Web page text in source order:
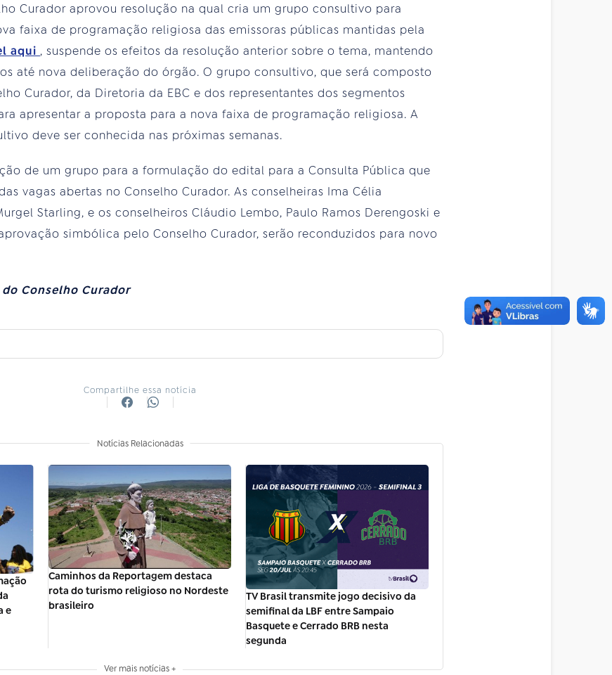
Curador aprovou resolução na qual cria um grupo consultivo para
faixa de programação religiosa das emissoras públicas mantidas pela
aqui , suspende os efeitos da resolução anterior sobre o tema, mantendo
até nova deliberação do órgão. O grupo consultivo, que será composto
Curador, da Diretoria da EBC e dos representantes dos segmentos
apresentar a proposta para a nova faixa de programação religiosa. A
deve ser conhecida nas próximas semanas.
de um grupo para a formulação do edital para a Consulta Pública que
vagas abertas no Conselho Curador. As conselheiras Ima Célia
Starling, e os conselheiros Cláudio Lembo, Paulo Ramos Derengoski e
simbólica pelo Conselho Curador, serão reconduzidos para novo
Conselho Curador
Compartilhe essa notícia
Notícias Relacionadas
e
Caminhos da Reportagem destaca
rota do turismo religioso no Nordeste
brasileiro
TV Brasil transmite jogo decisivo da
semifinal da LBF entre Sampaio
Basquete e Cerrado BRB nesta
segunda
Ver mais notícias +